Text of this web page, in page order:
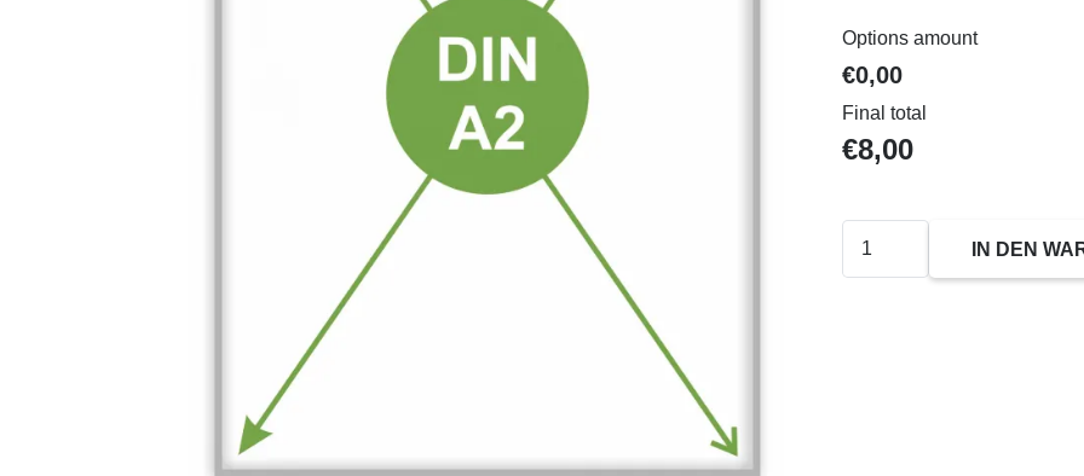
Options amount
€0,00
Final total
€8,00
Plakate
/
IN DEN